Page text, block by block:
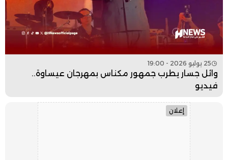
25 يوليو 2026 - 19:00
وائل جسار يطرب جمهور مكناس بمهرجان عيساوة..
فيديو
إعلان